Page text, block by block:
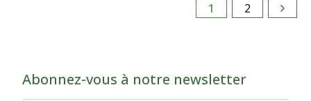
1 2
Abonnez-vous à notre newsletter